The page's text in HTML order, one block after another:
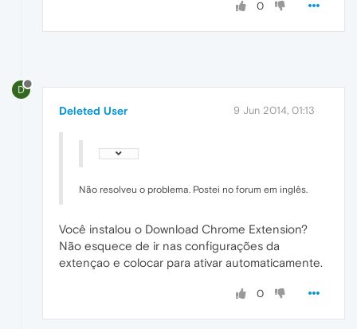
0
D
Deleted User 9 Jun 2014, 01:13
Não resolveu o problema. Postei no forum em inglês.
Você instalou o Download Chrome Extension?
Não esquece de ir nas configurações da
extençao e colocar para ativar automaticamente.
0